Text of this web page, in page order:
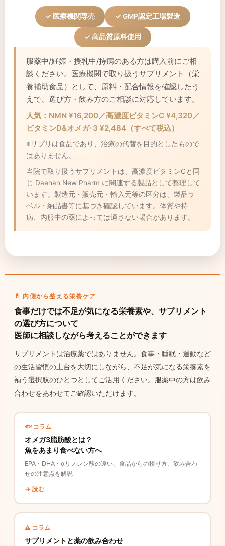
✓ 医療機関専売 ✓ GMP認定工場製造
✓ 高品質原料使用
服薬中/妊娠・授乳中/持病のある方は購入前にご相
談ください。医療機関で取り扱うサプリメント（栄
養補助食品）として、原料・配合情報を確認したう
えで、選び方・飲み方のご相談に対応しています。
人気：NMN ¥16,200／高濃度ビタミンC ¥4,320／
ビタミンD&オメガ-3 ¥2,484（すべて税込）
※サプリは食品であり、治療の代替を目的としたもので
はありません。
当院で取り扱うサプリメントは、高濃度ビタミンCと同
じ Daehan New Pharm に関連する製品として整理して
います。製造元・販売元・輸入元等の区分は、製品ラ
ベル・納品書等に基づき確認しています。体質や持
病、内服中の薬によっては適さない場合があります。
💊 内側から整える栄養ケア
食事だけでは不足が気になる栄養素や、サプリメント
の選び方について
医師に相談しながら考えることができます
サプリメントは治療薬ではありません。食事・睡眠・運動など
の生活習慣の土台を大切にしながら、不足が気になる栄養素を
補う選択肢のひとつとしてご活用ください。服薬中の方は飲み
合わせをあわせてご確認いただけます。
🐟 コラム
オメガ3脂肪酸とは？
魚をあまり食べない方へ
EPA・DHA・αリノレン酸の違い、食品からの摂り方、飲み合わ
せの注意点を解説
→ 読む
⚠️ コラム
サプリメントと薬の飲み合わせ